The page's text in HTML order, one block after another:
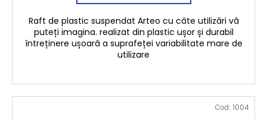
Raft de plastic suspendat Arteo cu câte utilizări vă
puteți imagina. realizat din plastic ușor și durabil
întreținere ușoară a suprafeței variabilitate mare de
utilizare
Cod: 1004